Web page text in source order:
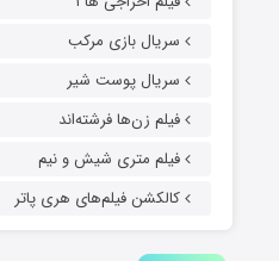
سریال بازی مرکب
سریال پوست شیر
فیلم زن‌ها فرشته‌اند
فیلم متری شیش و نیم
کالکشن فیلم‌های هری پاتر